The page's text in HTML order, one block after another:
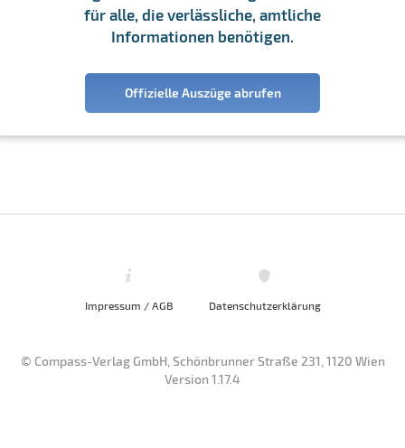
für alle, die verlässliche, amtliche
Informationen benötigen.
Offizielle Auszüge abrufen
Impressum / AGB Datenschutzerklärung
© Compass-Verlag GmbH, Schönbrunner Straße 231, 1120 Wien
Version 1.17.4